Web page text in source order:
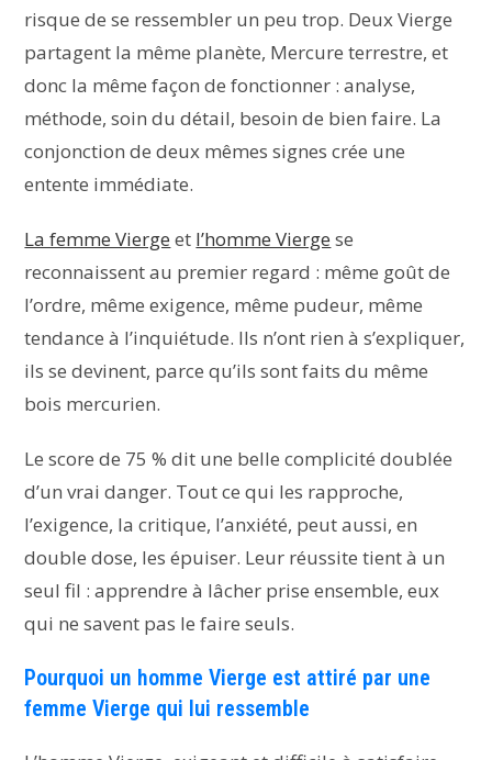
risque de se ressembler un peu trop. Deux Vierge
partagent la même planète, Mercure terrestre, et
donc la même façon de fonctionner : analyse,
méthode, soin du détail, besoin de bien faire. La
conjonction de deux mêmes signes crée une
entente immédiate.
La femme Vierge et l’homme Vierge se
reconnaissent au premier regard : même goût de
l’ordre, même exigence, même pudeur, même
tendance à l’inquiétude. Ils n’ont rien à s’expliquer,
ils se devinent, parce qu’ils sont faits du même
bois mercurien.
Le score de 75 % dit une belle complicité doublée
d’un vrai danger. Tout ce qui les rapproche,
l’exigence, la critique, l’anxiété, peut aussi, en
double dose, les épuiser. Leur réussite tient à un
seul fil : apprendre à lâcher prise ensemble, eux
qui ne savent pas le faire seuls.
Pourquoi un homme Vierge est attiré par une
femme Vierge qui lui ressemble